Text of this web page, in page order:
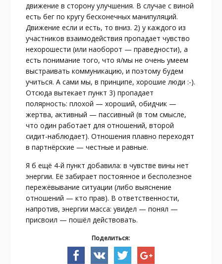
движение в сторону улучшения. В случае с виной
есть бег по кругу бесконечных манипуляций.
Движение если и есть, то вниз. 2) у каждого из
участников взаимодействия пропадает чувство
нехорошести (или наоборот — праведности), а
есть понимание того, что я/мы не очень умеем
выстраивать коммуникацию, и поэтому будем
учиться. А сами мы, в принципе, хорошие люди :-).
Отсюда вытекает пункт 3) пропадает
полярность: плохой — хороший, обидчик —
жертва, активный — пассивный (в том смысле,
что один работает для отношений, второй
сидит-наблюдает). Отношения плавно переходят
в партнёрские — честные и равные.
Я б ещё 4-й пункт добавила: в чувстве вины нет
энергии. Её забирает постоянное и бесполезное
пережёвывание ситуации (либо выяснение
отношений — кто прав). В ответственности,
напротив, энергии масса: увидел — понял —
присвоил — пошёл действовать.
Поделиться: